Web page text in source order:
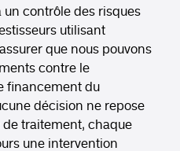
contrôle des risques
utilisant
que nous pouvons
contre le
financement du
décision ne repose
traitement, chaque
une intervention